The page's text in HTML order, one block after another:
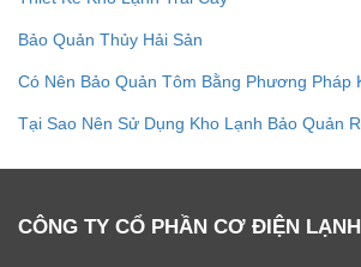
Bảo Quản Thủy Hải Sản
Có Nên Bảo Quản Tôm Bằng Phương Pháp
Tại Sao Nên Sử Dụng Kho Lạnh Bảo Quản
CÔNG TY CỔ PHẦN CƠ ĐIỆN